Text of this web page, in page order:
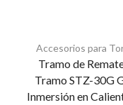
Accesorios para
Tramo de
Tramo STZ-30G
Inmersión en